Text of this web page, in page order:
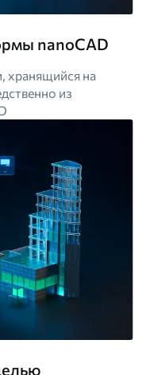
nanoCAD
хранящийся на
из